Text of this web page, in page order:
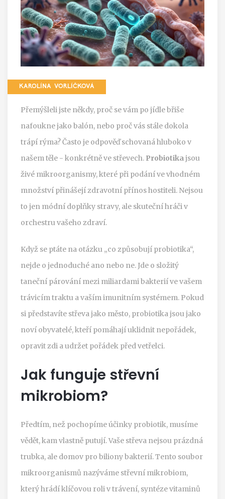
KAROLÍNA VORLÍČKOVÁ
Přemýšleli jste někdy, proč se vám po jídle břiše
nafoukne jako balón, nebo proč vás stále dokola
trápí rýma? Často je odpověď schovaná hluboko v
našem těle - konkrétně ve střevech. Probiotikajsou
živé mikroorganismy, které při podání ve vhodném
množství přinášejí zdravotní přínos hostiteli. Nejsou
to jen módní doplňky stravy, ale skuteční hráči v
orchestru vašeho zdraví.
Když se ptáte na otázku „co způsobují probiotika“,
nejde o jednoduché ano nebo ne. Jde o složitý
taneční párování mezi miliardami bakterií ve vašem
trávicím traktu a vaším imunitním systémem. Pokud
si představíte střeva jako město, probiotika jsou jako
noví obyvatelé, kteří pomáhají uklidnit nepořádek,
opravit zdi a udržet pořádek před vetřelci.
Jak funguje střevní
mikrobiom?
Předtím, než pochopíme účinky probiotik, musíme
vědět, kam vlastně putují. Vaše střeva nejsou prázdná
trubka, ale domov pro biliony bakterií. Tento soubor
mikroorganismů nazýváme střevní mikrobiom,
kterýhrádí klíčovou roli v trávení, syntéze vitaminů